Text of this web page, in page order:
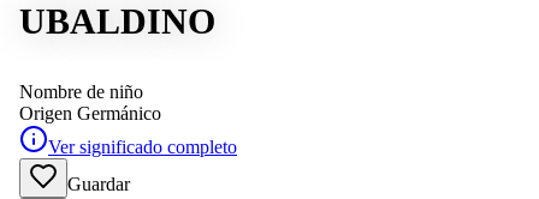
UBALDINO
Nombre de niño
Origen Germánico
Ver significado completo
Guardar